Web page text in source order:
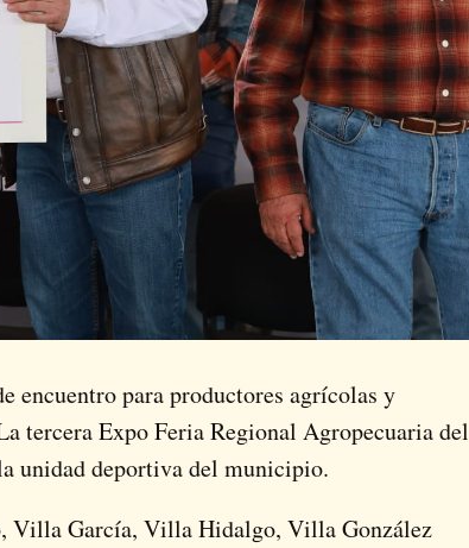
encuentro para productores agrícolas y
tercera Expo Feria Regional Agropecuaria del
unidad deportiva del municipio.
Villa García, Villa Hidalgo, Villa González